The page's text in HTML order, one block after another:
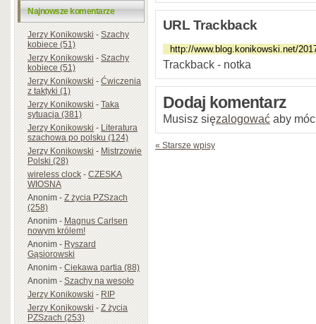
Najnowsze komentarze
Jerzy Konikowski-Szachy
kobiece (51)
Jerzy Konikowski-Szachy
kobiece (51)
Jerzy Konikowski-Ćwiczenia
z taktyki (1)
Jerzy Konikowski-Taka
sytuacja (381)
Jerzy Konikowski-Literatura
szachowa po polsku (124)
Jerzy Konikowski-Mistrzowie
Polski (28)
wireless clock-CZESKA
WIOSNA
Anonim-Z życia PZSzach
(258)
Anonim-Magnus Carlsen
nowym królem!
Anonim-Ryszard
Gąsiorowski
Anonim-Ciekawa partia (88)
Anonim-Szachy na wesoło
Jerzy Konikowski-RIP
Jerzy Konikowski-Z życia
PZSzach (253)
URL Trackback
Trackback - notka
Dodaj komentarz
Musisz sięzalogować aby
« Starsze wpisy